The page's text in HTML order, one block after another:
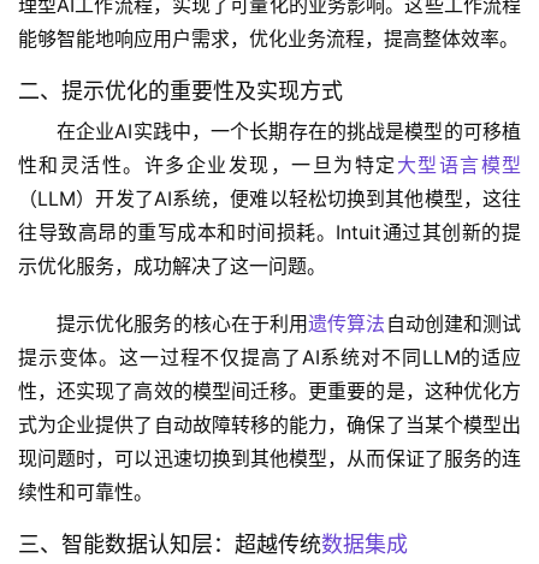
能够智能地响应用户需求，优化业务流程，提高整体效率。
二、提示优化的重要性及实现方式
在企业AI实践中，一个长期存在的挑战是模型的可移植
性和灵活性。许多企业发现，一旦为特定 大型语言模型
（LLM）开发了AI系统，便难以轻松切换到其他模型，这往
往导致高昂的重写成本和时间损耗。Intuit通过其创新的提
示优化服务，成功解决了这一问题。
提示优化服务的核心在于利用遗传算法 自动创建和测试
提示变体。这一过程不仅提高了AI系统对不同LLM的适应
性，还实现了高效的模型间迁移。更重要的是，这种优化方
式为企业提供了自动故障转移的能力，确保了当某个模型出
现问题时，可以迅速切换到其他模型，从而保证了服务的连
续性和可靠性。
三、智能数据认知层：超越传统数据集成